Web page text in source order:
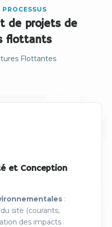
de projets de
flottants
Flottantes
et Conception
:
site (courants,
des impacts